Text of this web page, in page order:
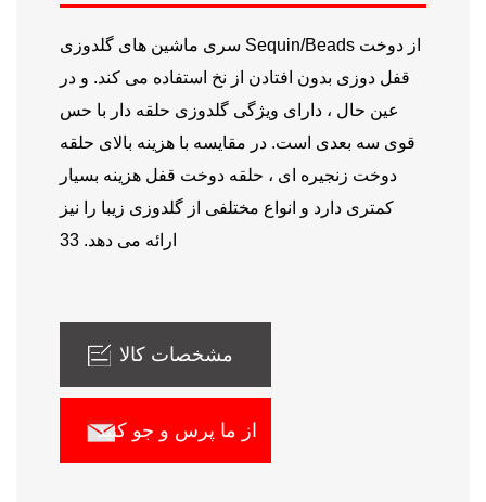
سری ماشین های گلدوزی Sequin/Beads از دوخت
قفل دوزی بدون افتادن از نخ استفاده می کند. و در
عین حال ، دارای ویژگی گلدوزی حلقه دار با حس
قوی سه بعدی است. در مقایسه با هزینه بالای حلقه
دوخت زنجیره ای ، حلقه دوخت قفل هزینه بسیار
کمتری دارد و انواع مختلفی از گلدوزی زیبا را نیز
ارائه می دهد. 33
مشخصات کالا
از ما پرس و جو کنید